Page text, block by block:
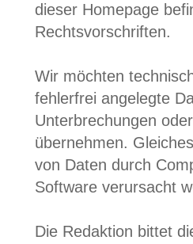
dieser Homepage
Rechtsvorschriften.
Wir möchten
fehlerfrei angelegte
Unterbrechungen
übernehmen.
von Daten durch
Software verursacht
Die Redaktion bittet